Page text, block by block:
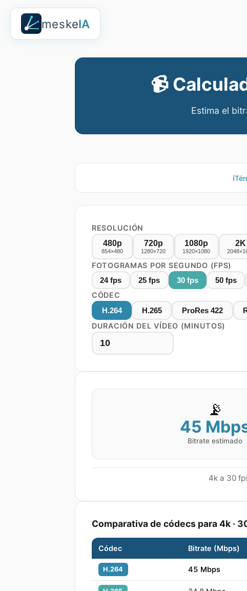
meskeIA
📹
Estima el
ℹ️
RESOLUCIÓN
480p
854×480
720p
1280×720
1080p
1920×1080
2K
FOTOGRAMAS POR SEGUNDO (FPS)
24fps 25 fps 30fps 50fps
CÓDEC
H.264
H.265 ProRes 422
DURACIÓN DEL VÍDEO (MINUTOS)
📡
45
Bitrate estimado
4k a 30
Comparativa de códecs para4k ·
Códec Bitrate (Mbps)
H.264 45 Mbps